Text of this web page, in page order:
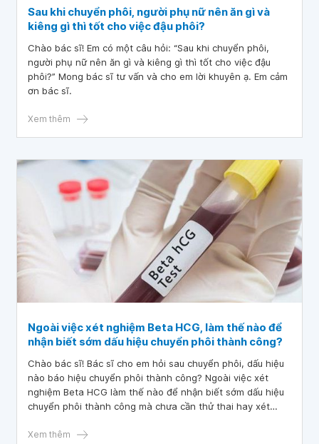
Sau khi chuyển phôi, người phụ nữ nên ăn gì và
kiêng gì thì tốt cho việc đậu phôi?
Chào bác sĩ! Em có một câu hỏi: “Sau khi chuyển phôi,
người phụ nữ nên ăn gì và kiêng gì thì tốt cho việc đậu
phôi?” Mong bác sĩ tư vấn và cho em lời khuyên ạ. Em cảm
ơn bác sĩ.
Xem thêm
Ngoài việc xét nghiệm Beta HCG, làm thế nào để
nhận biết sớm dấu hiệu chuyển phôi thành công?
Chào bác sĩ! Bác sĩ cho em hỏi sau chuyển phôi, dấu hiệu
nào báo hiệu chuyển phôi thành công? Ngoài việc xét
nghiệm Beta HCG làm thế nào để nhận biết sớm dấu hiệu
chuyển phôi thành công mà chưa cần thử thai hay xét
Xem thêm